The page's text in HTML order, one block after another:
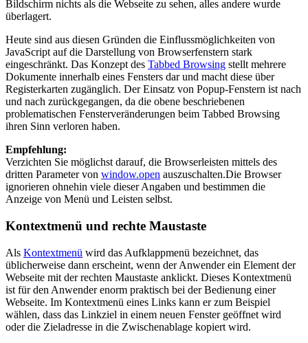
Bildschirm nichts als die Webseite zu sehen, alles andere wurde
überlagert.
Heute sind aus diesen Gründen die Einflussmöglichkeiten von
JavaScript auf die Darstellung von Browserfenstern stark
eingeschränkt. Das Konzept des Tabbed Browsing stellt mehrere
Dokumente innerhalb eines Fensters dar und macht diese über
Registerkarten zugänglich. Der Einsatz von Popup-Fenstern ist nach
und nach zurückgegangen, da die obene beschriebenen
problematischen Fensterveränderungen beim Tabbed Browsing
ihren Sinn verloren haben.
Empfehlung:
Verzichten Sie möglichst darauf, die Browserleisten mittels des
dritten Parameter von window.open auszuschalten.Die Browser
ignorieren ohnehin viele dieser Angaben und bestimmen die
Anzeige von Menü und Leisten selbst.
Kontextmenü und rechte Maustaste
Als Kontextmenü wird das Aufklappmenü bezeichnet, das
üblicherweise dann erscheint, wenn der Anwender ein Element der
Webseite mit der rechten Maustaste anklickt. Dieses Kontextmenü
ist für den Anwender enorm praktisch bei der Bedienung einer
Webseite. Im Kontextmenü eines Links kann er zum Beispiel
wählen, dass das Linkziel in einem neuen Fenster geöffnet wird
oder die Zieladresse in die Zwischenablage kopiert wird.